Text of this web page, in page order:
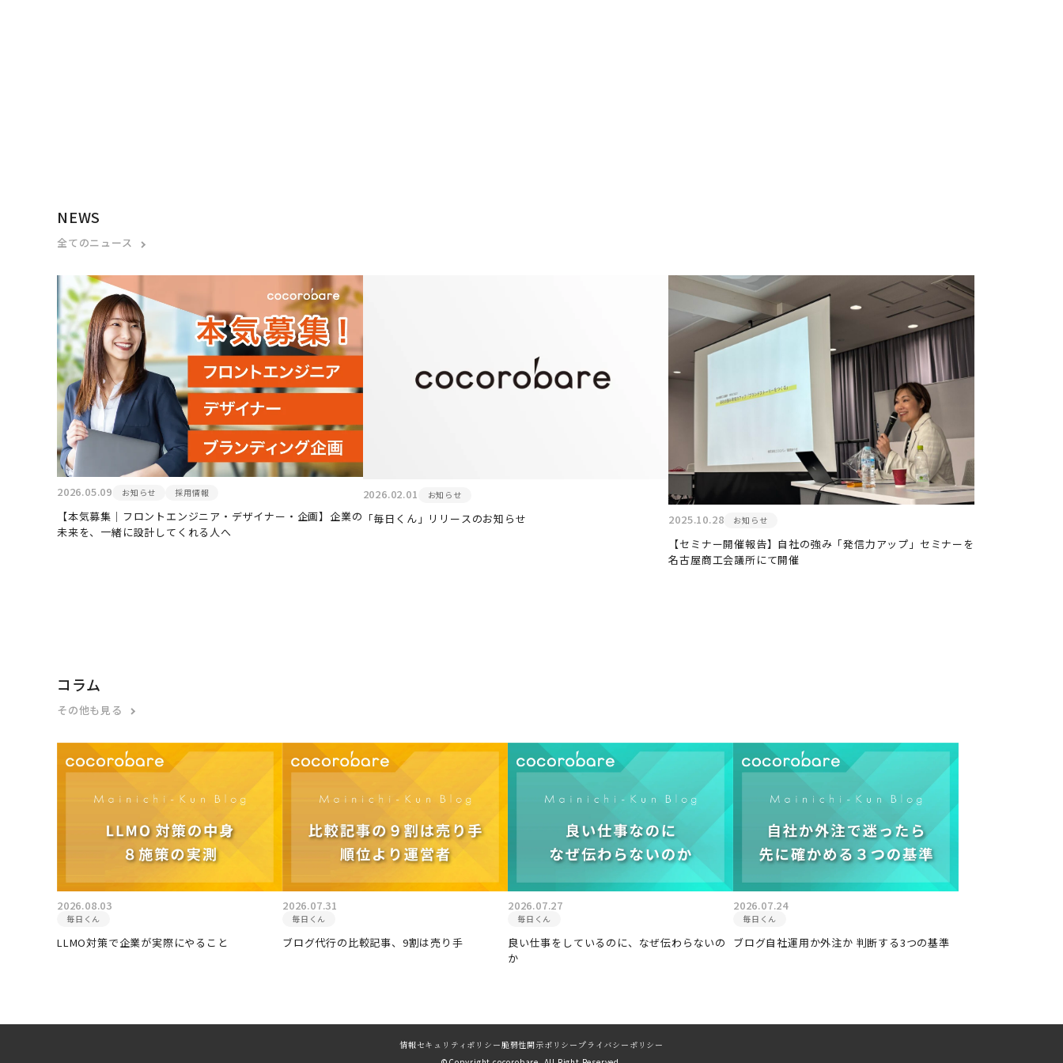
NEWS
全てのニュース
2026.05.09 お知らせ 採用情報
【本気募集｜フロントエンジニア・デザイナー・企画】企業の
未来を、一緒に設計してくれる人へ
2026.02.01 お知らせ
「毎日くん」リリースのお知らせ 2025.10.28 お知らせ
【セミナー開催報告】自社の強み「発信力アップ」セミナーを
名古屋商工会議所にて開催
コラム
その他も見る
2026.08.03
毎日くん
LLMO対策で企業が実際にやること
2026.07.31
毎日くん
ブログ代行の比較記事、9割は売り手
2026.07.27
毎日くん
良い仕事をしているのに、なぜ伝わらないの
か
2026.07.24
毎日くん
ブログ自社運用か外注か 判断する3つの基準
情報セキュリティポリシー脆弱性開示ポリシー プライバシーポリシー